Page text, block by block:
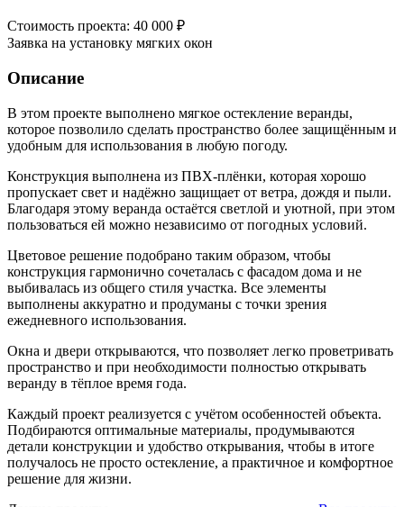
Стоимость проекта: 40 000 ₽
Заявка на установку мягких окон
Описание
В этом проекте выполнено мягкое остекление веранды,
которое позволило сделать пространство более защищённым и
удобным для использования в любую погоду.
Конструкция выполнена из ПВХ-плёнки, которая хорошо
пропускает свет и надёжно защищает от ветра, дождя и пыли.
Благодаря этому веранда остаётся светлой и уютной, при этом
пользоваться ей можно независимо от погодных условий.
Цветовое решение подобрано таким образом, чтобы
конструкция гармонично сочеталась с фасадом дома и не
выбивалась из общего стиля участка. Все элементы
выполнены аккуратно и продуманы с точки зрения
ежедневного использования.
Окна и двери открываются, что позволяет легко проветривать
пространство и при необходимости полностью открывать
веранду в тёплое время года.
Каждый проект реализуется с учётом особенностей объекта.
Подбираются оптимальные материалы, продумываются
детали конструкции и удобство открывания, чтобы в итоге
получалось не просто остекление, а практичное и комфортное
решение для жизни.